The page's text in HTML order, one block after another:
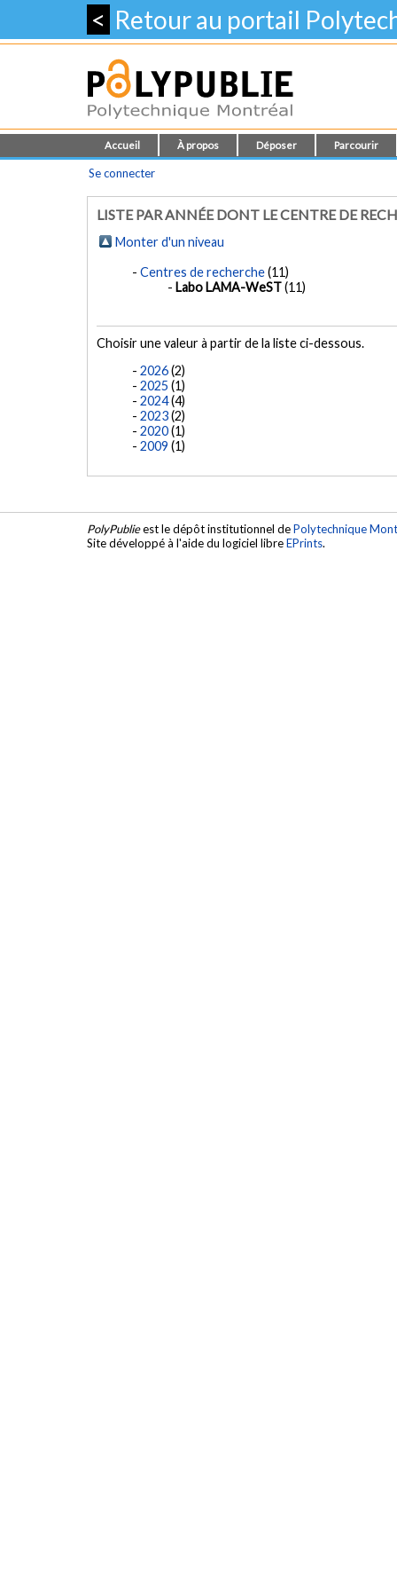
< Retour au portail
Accueil À propos Déposer Parcourir
Se connecter
LISTE PAR ANNÉE DONT LE CENTRE DE
Monter d'un niveau
Centres de recherche(11)
Labo LAMA-WeST(11)
Choisir une valeur à partir de la liste ci-dessous.
2026(2)
2025 (1)
2024(4)
2023(2)
2020(1)
2009 (1)
PolyPublieest le dépôt institutionnel dePolytechnique
Site développé à l'aide du logiciel libreEPrints.